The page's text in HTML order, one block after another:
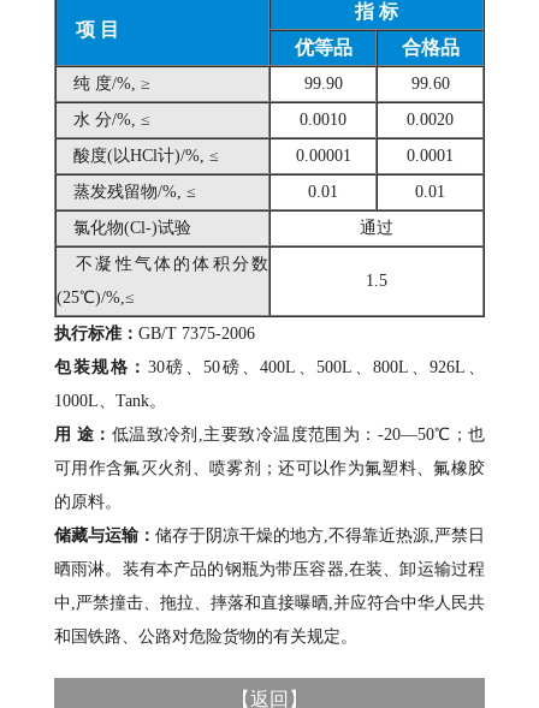
项 目
指 标
优等品
合格品
纯 度/%, ≥ 99.90
99.60
水 分/%, ≤
0.0010
0.0020
酸度(以HCl计)/%, ≤
0.00001
0.0001
蒸发残留物/%, ≤
0.01
0.01
氯化物(Cl-)试验
通过
不凝性气体的体积分数
(25℃)/%,≤
1.5
执行标准： GB/T 7375-2006
包装规格： 30磅、50磅、400L、500L、800L、926L、
1000L、Tank。
用 途： 低温致冷剂,主要致冷温度范围为：-20—50℃；也
可用作含氟灭火剂、喷雾剂；还可以作为氟塑料、氟橡胶
的原料。
储藏与运输： 储存于阴凉干燥的地方,不得靠近热源,严禁日
晒雨淋。装有本产品的钢瓶为带压容器,在装、卸运输过程
中,严禁撞击、拖拉、摔落和直接曝晒,并应符合中华人民共
和国铁路、公路对危险货物的有关规定。
【返回】